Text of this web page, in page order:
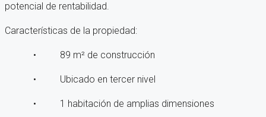
potencial de rentabilidad.
Características de la propiedad:
• 89 m² de construcción
• Ubicado en tercer nivel
• 1 habitación de amplias dimensiones